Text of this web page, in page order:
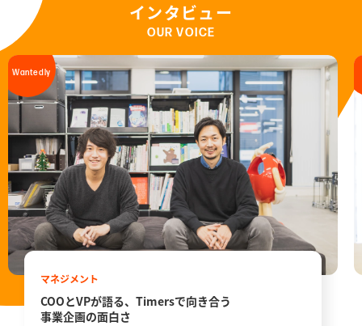
インタビュー
OUR VOICE
Wantedly
マネジメント
COOとVPが語る、Timersで向き合う
事業企画の面白さ